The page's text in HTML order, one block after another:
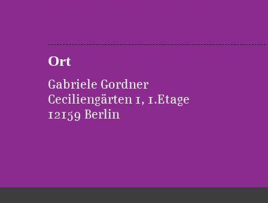
Ort
Gabriele Gordner
Ceciliengärten 1, 1.Etage
12159 Berlin